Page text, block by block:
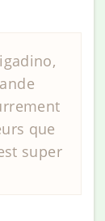
que
super